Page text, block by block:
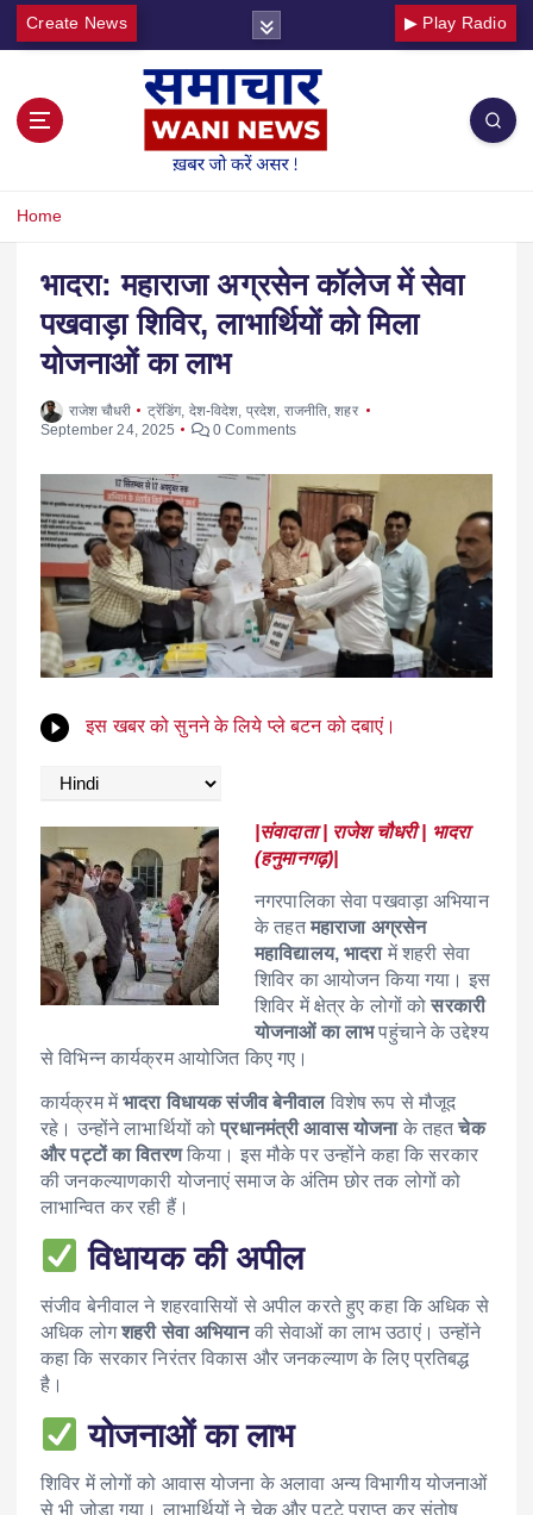
Create News ▶ Play Radio
Home
भादरा: महाराजा अग्रसेन कॉलेज में सेवा
पखवाड़ा शिविर, लाभार्थियों को मिला
योजनाओं का लाभ
राजेश चौधरी ट्रेंडिंग, देश-विदेश प्रदेश राजनीति ,शहर
September 24, 2025
0 Comments
इस खबर को सुनने के लिये प्ले बटन को दबाएं।
|संवादाता | राजेश चौधरी | भादरा
(हनुमानगढ़)|
नगरपालिका सेवा पखवाड़ा अभियान
के तहतमहाराजा अग्रसेन
महाविद्यालय, भादरामें शहरी सेवा
शिविर का आयोजन किया गया। इस
शिविर में क्षेत्र के लोगों कोसरकारी
योजनाओं का लाभपहुंचाने के उद्देश्य
से विभिन्न कार्यक्रम आयोजित किए गए।
कार्यक्रम मेंभादरा विधायक संजीव बेनीवालविशेष रूप से मौजूद
रहे। उन्होंने लाभार्थियों कोप्रधानमंत्री आवास योजनाके तहतचेक
और पट्टों का वितरणकिया। इस मौके पर उन्होंने कहा कि सरकार
की जनकल्याणकारी योजनाएं समाज के अंतिम छोर तक लोगों को
लाभान्वित कर रही हैं।
विधायक की अपील
संजीव बेनीवाल ने शहरवासियों से अपील करते हुए कहा कि अधिक से
अधिक लोगशहरी सेवा अभियानकी सेवाओं का लाभ उठाएं। उन्होंने
कहा कि सरकार निरंतर विकास और जनकल्याण के लिए प्रतिबद्ध
है।
योजनाओं का लाभ
शिविर में लोगों को आवास योजना के अलावा अन्य विभागीय योजनाओं
से भी जोड़ा गया। लाभार्थियों ने चेक और पट्टे प्राप्त कर संतोष